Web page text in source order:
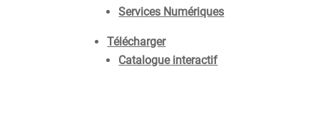
Services Numériques
Télécharger
Catalogue interactif